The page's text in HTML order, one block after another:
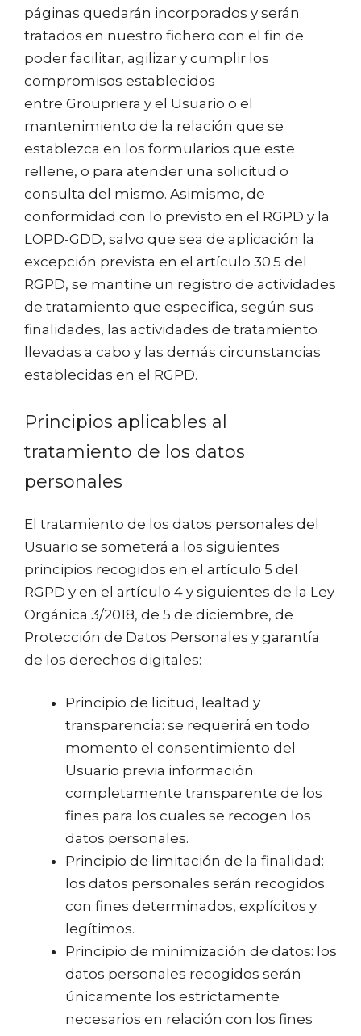
páginas quedarán incorporados y serán
tratados en nuestro fichero con el fin de
poder facilitar, agilizar y cumplir los
compromisos establecidos
entre Groupriera y el Usuario o el
mantenimiento de la relación que se
establezca en los formularios que este
rellene, o para atender una solicitud o
consulta del mismo. Asimismo, de
conformidad con lo previsto en el RGPD y la
LOPD-GDD, salvo que sea de aplicación la
excepción prevista en el artículo 30.5 del
RGPD, se mantine un registro de actividades
de tratamiento que especifica, según sus
finalidades, las actividades de tratamiento
llevadas a cabo y las demás circunstancias
establecidas en el RGPD.
Principios aplicables al
tratamiento de los datos
personales
El tratamiento de los datos personales del
Usuario se someterá a los siguientes
principios recogidos en el artículo 5 del
RGPD y en el artículo 4 y siguientes de la Ley
Orgánica 3/2018, de 5 de diciembre, de
Protección de Datos Personales y garantía
de los derechos digitales:
Principio de licitud, lealtad y
transparencia: se requerirá en todo
momento el consentimiento del
Usuario previa información
completamente transparente de los
fines para los cuales se recogen los
datos personales.
Principio de limitación de la finalidad:
los datos personales serán recogidos
con fines determinados, explícitos y
legítimos.
Principio de minimización de datos: los
datos personales recogidos serán
únicamente los estrictamente
necesarios en relación con los fines